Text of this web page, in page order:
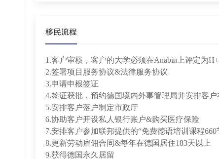
移民流程
1.客户审核，客户的大学必须在Anabin上评定为
2.签署项目服务协议&法律服务协议
3.申请申根签证
4.签证获批，预约德国境内外事管理局并安排客
5.安排客户落户制定市政厅
6.协助客户开设私人银行账户&购买医疗保险
7.安排客户参加联邦提供的“免费德语培训课程
8.更新劳动雇佣合同&每年在德国居住183天以上
9.获得德国永久居留